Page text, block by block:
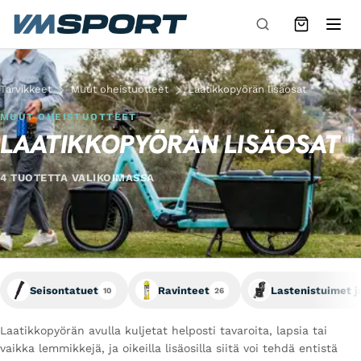
Siirry sisältöön
Tarvikkeet Muut oheistuotteet Laatikkopyörän lisäosat
MUUT OHEISTUOTTEET
LAATIKKOPYÖRÄN LISÄOSAT
4 TUOTETTA VALIKOIMASSA
Seisontatuet 10 Ravinteet 26 Lastenistuimet
Laatikkopyörän avulla kuljetat helposti tavaroita, lapsia tai
vaikka lemmikkejä, ja oikeilla lisäosilla siitä voi tehdä entistä